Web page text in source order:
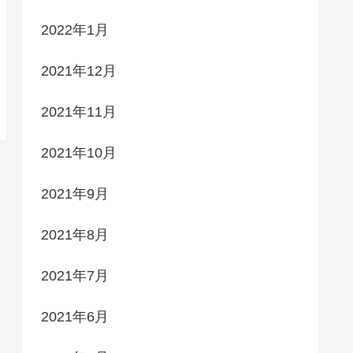
2022年1月
2021年12月
2021年11月
2021年10月
2021年9月
2021年8月
2021年7月
2021年6月